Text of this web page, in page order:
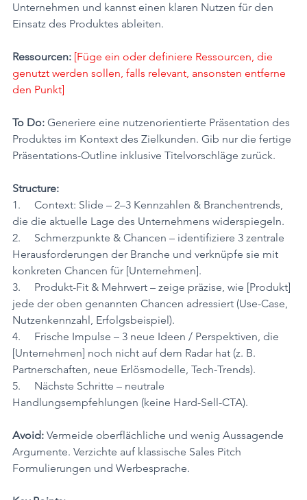
Unternehmen und kannst einen klaren Nutzen für den
Einsatz des Produktes ableiten.
Ressourcen: [Füge ein oder definiere Ressourcen, die
genutzt werden sollen, falls relevant, ansonsten entferne
den Punkt]
To Do: Generiere eine nutzenorientierte Präsentation des
Produktes im Kontext des Zielkunden. Gib nur die fertige
Präsentations-Outline inklusive Titelvorschläge zurück.
Structure:
1.     Context: Slide – 2–3 Kennzahlen & Branchentrends,
die die aktuelle Lage des Unternehmens widerspiegeln.
2.     Schmerzpunkte & Chancen – identifiziere 3 zentrale
Herausforderungen der Branche und verknüpfe sie mit
konkreten Chancen für [Unternehmen].
3.     Produkt-Fit & Mehrwert – zeige präzise, wie [Produkt]
jede der oben genannten Chancen adressiert (Use-Case,
Nutzenkennzahl, Erfolgsbeispiel).
4.     Frische Impulse – 3 neue Ideen / Perspektiven, die
[Unternehmen] noch nicht auf dem Radar hat (z. B.
Partnerschaften, neue Erlösmodelle, Tech-Trends).
5.     Nächste Schritte – neutrale
Handlungsempfehlungen (keine Hard-Sell-CTA).
Avoid: Vermeide oberflächliche und wenig Aussagende
Argumente. Verzichte auf klassische Sales Pitch
Formulierungen und Werbesprache.